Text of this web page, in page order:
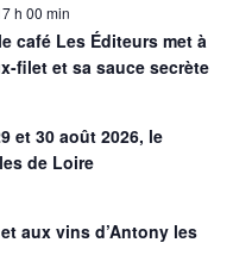
h 00 min
café Les Éditeurs met à
filet et sa sauce secrète
et 30 août 2026, le
de Loire
aux vins d’Antony les